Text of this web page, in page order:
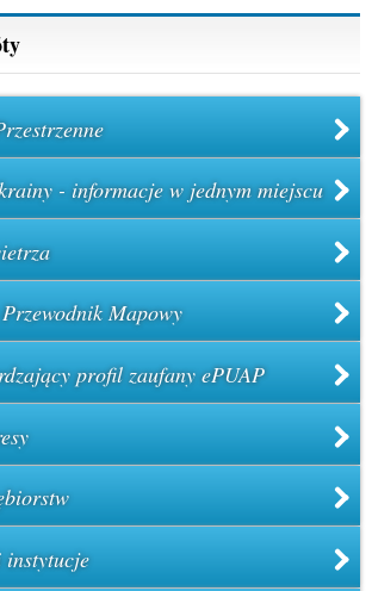
- informacje w jednym miejscu
Mapowy
profil zaufany ePUAP